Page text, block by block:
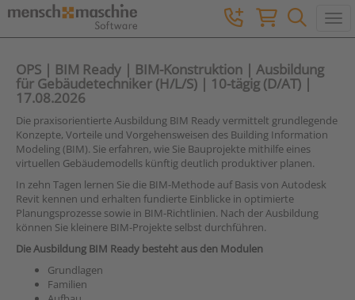
OPS | BIM Ready | BIM-Konstruktion | Ausbildung
für Gebäudetechniker (H/L/S) | 10-tägig (D/AT) |
17.08.2026
Die praxisorientierte Ausbildung BIM Ready vermittelt grundlegende
Konzepte, Vorteile und Vorgehensweisen des Building Information
Modeling (BIM). Sie erfahren, wie Sie Bauprojekte mithilfe eines
virtuellen Gebäudemodells künftig deutlich produktiver planen.
In zehn Tagen lernen Sie die BIM-Methode auf Basis von Autodesk
Revit kennen und erhalten fundierte Einblicke in optimierte
Planungsprozesse sowie in BIM-Richtlinien. Nach der Ausbildung
können Sie kleinere BIM-Projekte selbst durchführen.
Die Ausbildung BIM Ready besteht aus den Modulen
Grundlagen
Familien